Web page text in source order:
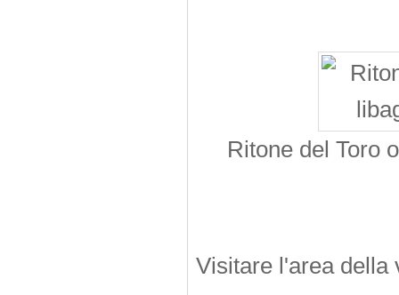
Ritone del Toro
Visitare l'area della